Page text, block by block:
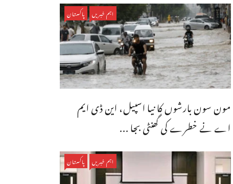
اہم خبریں پاکستان
مون سون بارشوں کا نیا اسپیل، این ڈی ایم
اے نے خطرے کی گھنٹی بجا ...
اہم خبریں پاکستان